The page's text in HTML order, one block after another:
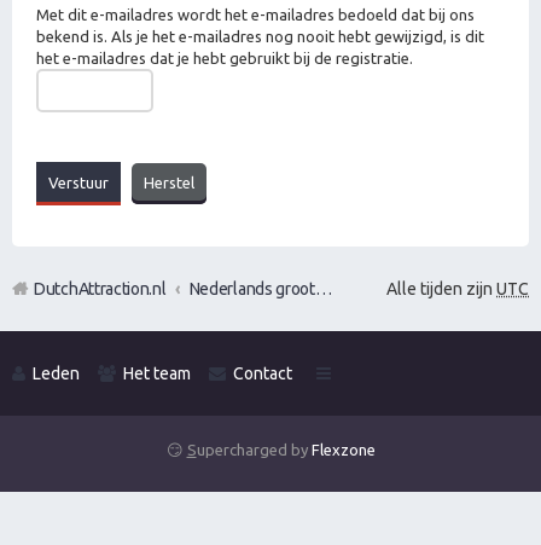
Met dit e-mailadres wordt het e-mailadres bedoeld dat bij ons
bekend is. Als je het e-mailadres nog nooit hebt gewijzigd, is dit
het e-mailadres dat je hebt gebruikt bij de registratie.
Alle tijden zijn UTC
DutchAttraction.nl Nederlands grootste Dutch Attraction, Lifestyle, Vrouwen versieren en Pick-Up (PUA) Forum
Leden Het team Contact
😏 Supercharged by Flexzone